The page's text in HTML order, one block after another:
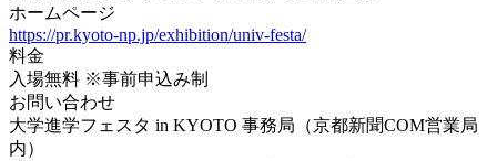
ホームページ
https://pr.kyoto-np.jp/exhibition/univ-festa/
料金
入場無料 ※事前申込み制
お問い合わせ
大学進学フェスタ in KYOTO 事務局（京都新聞COM営業局
内）